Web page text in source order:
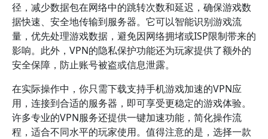
径，减少数据包在网络中的跳转次数和延迟，确保游戏数
据快速、安全地传输到服务器。它可以智能识别游戏流
量，优先处理游戏数据，避免因网络拥堵或ISP限制带来的
影响。此外，VPN的隐私保护功能还为玩家提供了额外的
安全保障，防止账号被盗或信息泄露。
在实际操作中，你只需下载支持手机游戏加速的VPN应
用，连接到合适的服务器，即可享受更稳定的游戏体验。
许多专业的VPN服务还提供一键加速功能，简化操作流
程，适合不同水平的玩家使用。值得注意的是，选择一款